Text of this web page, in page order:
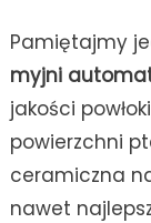
Pamiętajmy
myjni
jakości
powierzchni
ceramiczna
nawet